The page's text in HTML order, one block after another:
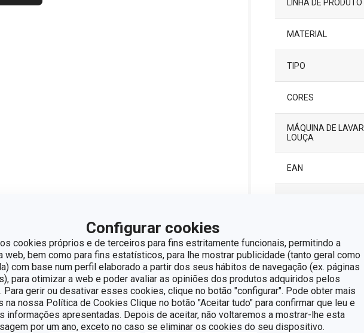
Configurar cookies
cookies próprios e de terceiros para fins estritamente funcionais, permitindo a
web, bem como para fins estatísticos, para lhe mostrar publicidade (tanto geral como
com base num perfil elaborado a partir dos seus hábitos de navegação (ex. páginas
para otimizar a web e poder avaliar as opiniões dos produtos adquiridos pelos
Para gerir ou desativar esses cookies, clique no botão "configurar". Pode obter mais
na nossa Política de Cookies Clique no botão "Aceitar tudo" para confirmar que leu e
informações apresentadas. Depois de aceitar, não voltaremos a mostrar-lhe esta
por um ano, exceto no caso se eliminar os cookies do seu dispositivo.
LINHA DE PRODUTO
MATERIAL
TIPO
CORES
MÁQUINA DE LAVAR
LOUÇA
EAN
Pacote
LARGURA (CM)
ALTURA (CM)